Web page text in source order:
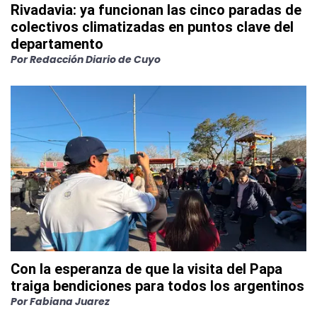
Rivadavia: ya funcionan las cinco paradas de
colectivos climatizadas en puntos clave del
departamento
PorRedacción Diario de Cuyo
Con la esperanza de que la visita del Papa
traiga bendiciones para todos los argentinos
PorFabiana Juarez